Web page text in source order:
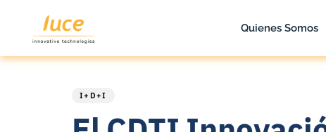
Quienes Somos
I+D+I